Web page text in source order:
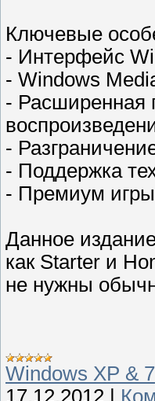
Ключевые
- Интерфейс
- Windows
- Расширенная
-
- Поддержка
- Премиум
Данное
как Starter и
не нужны
Windows XP & 7
17.12.2012